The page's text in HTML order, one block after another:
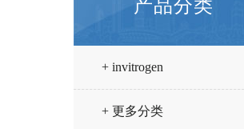
产品分类
+ invitrogen
+ 更多分类